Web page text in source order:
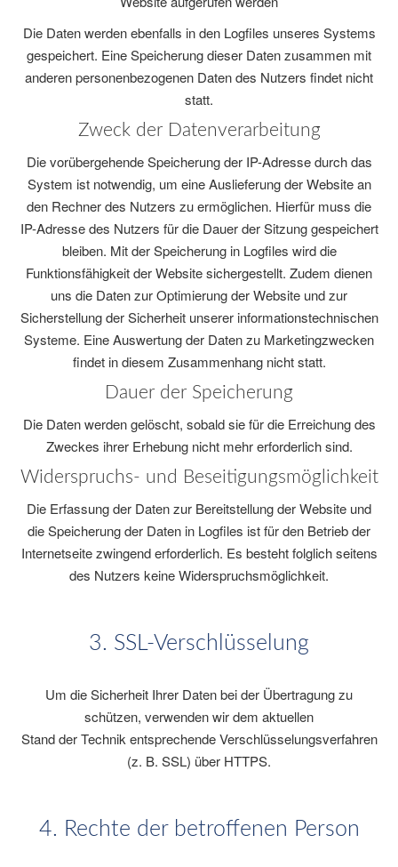
Die Daten werden ebenfalls in den Logfiles unseres Systems
gespeichert. Eine Speicherung dieser Daten zusammen mit
anderen personenbezogenen Daten des Nutzers findet nicht
statt.
Zweck der Datenverarbeitung
Die vorübergehende Speicherung der IP-Adresse durch das
System ist notwendig, um eine Auslieferung der Website an
den Rechner des Nutzers zu ermöglichen. Hierfür muss die
IP-Adresse des Nutzers für die Dauer der Sitzung gespeichert
bleiben. Mit der Speicherung in Logfiles wird die
Funktionsfähigkeit der Website sichergestellt. Zudem dienen
uns die Daten zur Optimierung der Website und zur
Sicherstellung der Sicherheit unserer informationstechnischen
Systeme. Eine Auswertung der Daten zu Marketingzwecken
findet in diesem Zusammenhang nicht statt.
Dauer der Speicherung
Die Daten werden gelöscht, sobald sie für die Erreichung des
Zweckes ihrer Erhebung nicht mehr erforderlich sind.
Widerspruchs- und Beseitigungsmöglichkeit
Die Erfassung der Daten zur Bereitstellung der Website und
die Speicherung der Daten in Logfiles ist für den Betrieb der
Internetseite zwingend erforderlich. Es besteht folglich seitens
des Nutzers keine Widerspruchsmöglichkeit.
3. SSL-Verschlüsselung
Um die Sicherheit Ihrer Daten bei der Übertragung zu
schützen, verwenden wir dem aktuellen
Stand der Technik entsprechende Verschlüsselungsverfahren
(z. B. SSL) über HTTPS.
4. Rechte der betroffenen Person